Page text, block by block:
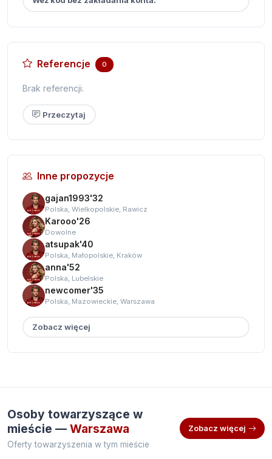
Referencje 0
Brak referencji.
Przeczytaj
Inne propozycje
gajan1993'32
Polska, Wielkopolskie, Rawicz
Karooo'26
Dowolne
atsupak'40
Polska, Małopolskie, Kraków
anna'52
Polska, Lubelskie
newcomer'35
Polska, Mazowieckie, Warszawa
Zobacz więcej
Osoby towarzyszące w
mieście — Warszawa
Oferty towarzyszenia w tym mieście
Zobacz więcej